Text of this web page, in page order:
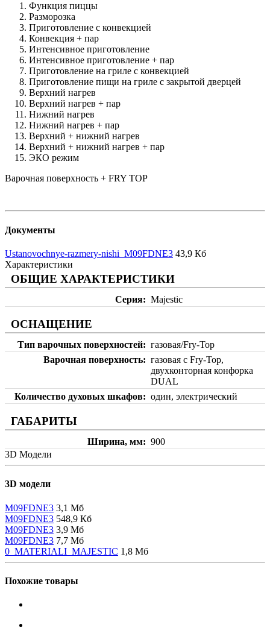
Функция пиццы
Разморозка
Приготовление с конвекцией
Конвекция + пар
Интенсивное приготовление
Интенсивное приготовление + пар
Приготовление на гриле с конвекцией
Приготовление пищи на гриле с закрытой дверцей
Верхний нагрев
Верхний нагрев + пар
Нижний нагрев
Нижний нагрев + пар
Верхний + нижний нагрев
Верхний + нижний нагрев + пар
ЭКО режим
Варочная поверхность + FRY TOP
Документы
Ustanovochnye-razmery-nishi_M09FDNE3 43,9 Кб
Характеристики
ОБЩИЕ ХАРАКТЕРИСТИКИ
Серия Majestic
ОСНАЩЕНИЕ
Тип варочных поверхностей
газовая/Fry-Top
Варочная поверхность
газовая с Fry-Top,
двухконторная конфорка
DUAL
Количество духовых шкафов
один, электрический
ГАБАРИТЫ
Ширина, мм
900
3D Модели
3D модели
M09FDNE3 3,1 Мб
M09FDNE3 548,9 Кб
M09FDNE3 3,9 Мб
M09FDNE3 7,7 Мб
0_MATERIALI_MAJESTIC 1,8 Мб
Похожие товары